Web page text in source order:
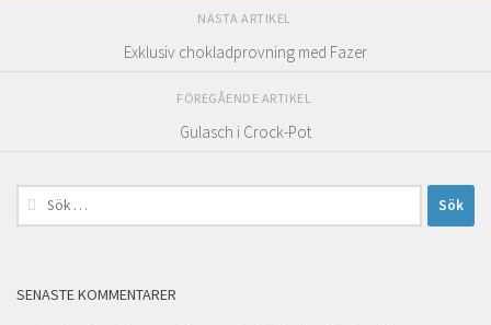
NÄSTA ARTIKEL
Exklusiv chokladprovning med Fazer
FÖREGÅENDE ARTIKEL
Gulasch i Crock-Pot
Sök
efter:
SENASTE KOMMENTARER